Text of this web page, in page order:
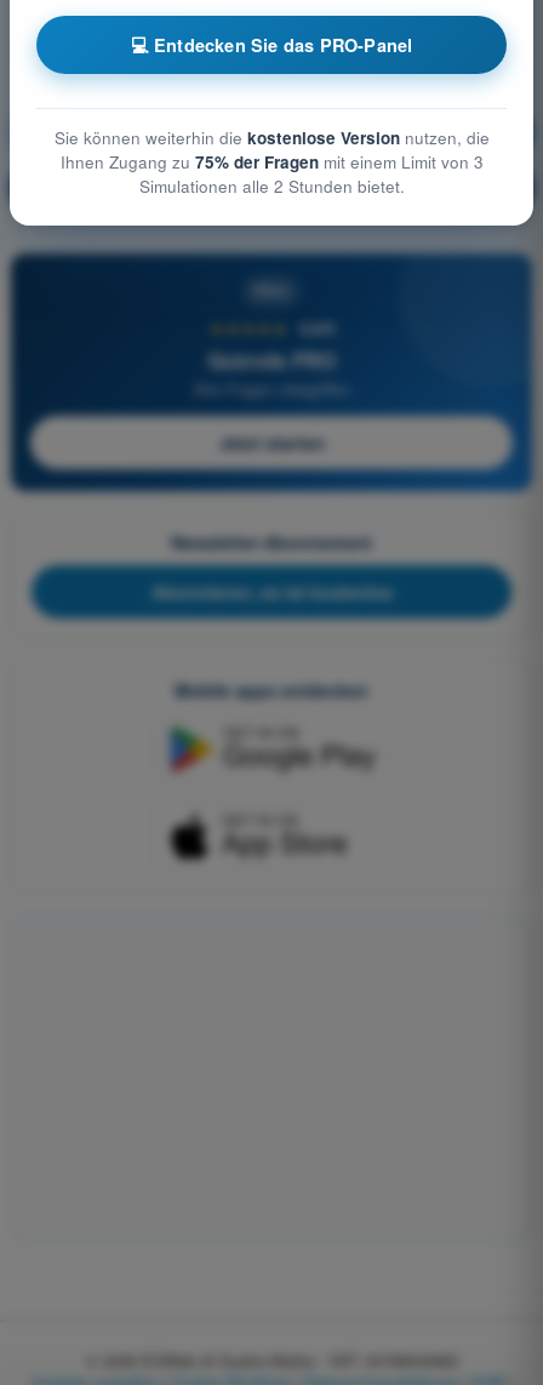
Betriebsverfahren Ausbildung!
🔒 PRO Erläuterung der Frage
4,6/5
Quizvds PRO
Alle Fragen inbegriffen
Jetzt starten
Newsletter-Abonnement
Abonnieren, es ist kostenlos
Mobile apps entdecken
💻 Entdecken Sie das PRO-Panel
Sie können weiterhin die kostenlose Versionnutzen, die
Ihnen Zugang zu 75% der Fragenmit einem Limit von 3
Simulationen alle 2 Stunden bietet.